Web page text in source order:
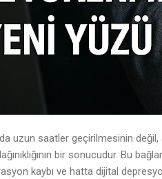
uzun saatler geçirilmesinin
bir sonucudur. Bu
kaybı ve hatta dijital